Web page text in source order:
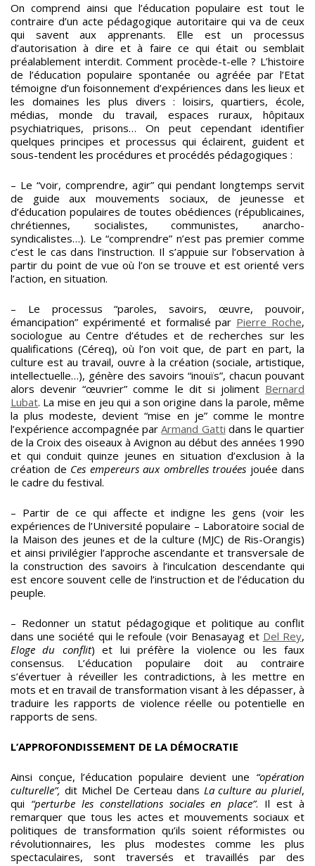
On comprend ainsi que l’éducation populaire est tout le
contraire d’un acte pédagogique autoritaire qui va de ceux
qui savent aux apprenants. Elle est un processus
d’autorisation à dire et à faire ce qui était ou semblait
préalablement interdit. Comment procède-t-elle ? L’histoire
de l’éducation populaire spontanée ou agréée par l’Etat
témoigne d’un foisonnement d’expériences dans les lieux et
les domaines les plus divers : loisirs, quartiers, école,
médias, monde du travail, espaces ruraux, hôpitaux
psychiatriques, prisons… On peut cependant identifier
quelques principes et processus qui éclairent, guident et
sous-tendent les procédures et procédés pédagogiques :
– Le “voir, comprendre, agir” qui pendant longtemps servit
de guide aux mouvements sociaux, de jeunesse et
d’éducation populaires de toutes obédiences (républicaines,
chrétiennes, socialistes, communistes, anarcho-
syndicalistes…). Le “comprendre” n’est pas premier comme
c’est le cas dans l’instruction. Il s’appuie sur l’observation à
partir du point de vue où l’on se trouve et est orienté vers
l’action, en situation.
– Le processus “paroles, savoirs, œuvre, pouvoir,
émancipation” expérimenté et formalisé par Pierre Roche,
sociologue au Centre d’études et de recherches sur les
qualifications (Céreq), où l’on voit que, de part en part, la
culture est au travail, ouvre à la création (sociale, artistique,
intellectuelle…), génère des savoirs “inouïs”, chacun pouvant
alors devenir “œuvrier” comme le dit si joliment Bernard
Lubat. La mise en jeu qui a son origine dans la parole, même
la plus modeste, devient “mise en je” comme le montre
l’expérience accompagnée parArmand Gatti dans le quartier
de la Croix des oiseaux à Avignon au début des années 1990
et qui conduit quinze jeunes en situation d’exclusion à la
création de Ces empereurs aux ombrelles trouées jouée dans
le cadre du festival.
– Partir de ce qui affecte et indigne les gens (voir les
expériences de l’Université populaire – Laboratoire social de
la Maison des jeunes et de la culture (MJC) de Ris-Orangis)
et ainsi privilégier l’approche ascendante et transversale de
la construction des savoirs à l’inculcation descendante qui
est encore souvent celle de l’instruction et de l’éducation du
peuple.
– Redonner un statut pédagogique et politique au conflit
dans une société qui le refoule (voir Benasayag et Del Rey,
Eloge du conflit) et lui préfère la violence ou les faux
consensus. L’éducation populaire doit au contraire
s’évertuer à réveiller les contradictions, à les mettre en
mots et en travail de transformation visant à les dépasser, à
traduire les rapports de violence réelle ou potentielle en
rapports de sens.
L’APPROFONDISSEMENT DE LA DÉMOCRATIE
Ainsi conçue, l’éducation populaire devient une “opération
culturelle”, dit Michel De Certeau dans La culture au pluriel,
qui “perturbe les constellations sociales en place”. Il est à
remarquer que tous les actes et mouvements sociaux et
politiques de transformation qu’ils soient réformistes ou
révolutionnaires, les plus modestes comme les plus
spectaculaires, sont traversés et travaillés par des